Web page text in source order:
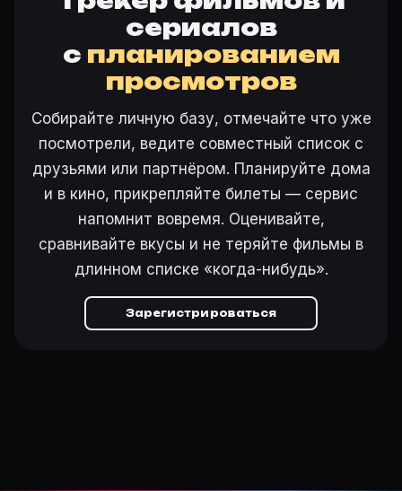
сериалов
с планированием
просмотров
Собирайте личную базу, отмечайте что уже
посмотрели, ведите совместный список с
друзьями или партнёром. Планируйте дома
и в кино, прикрепляйте билеты — сервис
напомнит вовремя. Оценивайте,
сравнивайте вкусы и не теряйте фильмы в
длинном списке «когда-нибудь».
Зарегистрироваться